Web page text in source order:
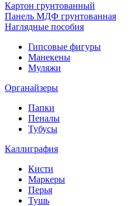
Картон грунтованный
Панель МДФ грунтованная
Наглядные пособия
Гипсовые фигуры
Манекены
Муляжи
Органайзеры
Папки
Пеналы
Тубусы
Каллиграфия
Кисти
Маркеры
Перья
Тушь